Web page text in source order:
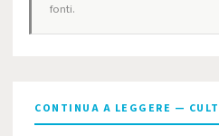
fonti.
CONTINUA A LEGGERE —